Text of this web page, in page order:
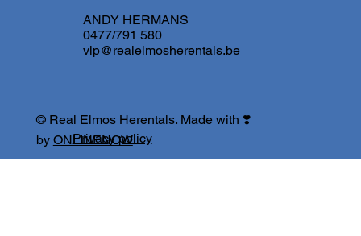
ANDY HERMANS
0477/791 580
vip@realelmosherentals.be
© Real Elmos Herentals. Made with ❣️
by ONLINENOW
Privacy policy